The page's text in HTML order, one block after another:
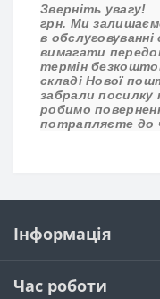
Зверніть увагу!
грн. Ми
в
вимагати
термін
складі Нової
забрали посилку
робимо
потрапляєте до
Інформація
Час роботи